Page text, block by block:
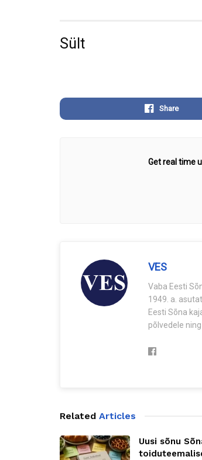
Sült
Share
Get real time
VES
Vaba Eesti
1949. a.
Eesti Sõna
põlvedele
Related Articles
Uusi sõnu